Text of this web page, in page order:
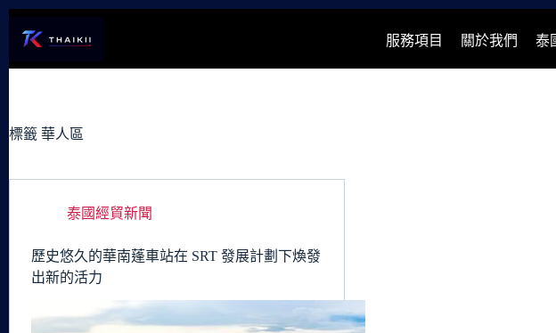
容
服務項目 關於我們 泰
標籤 華人區
泰國經貿新聞
歷史悠久的華南蓬車站在 SRT 發展計劃下煥發
出新的活力